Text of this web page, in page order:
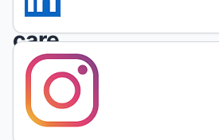
take
care
of
ourselves,
organize